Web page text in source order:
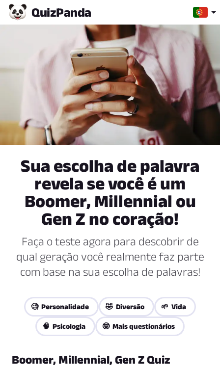
QuizPanda
Sua escolha de palavra
revela se você é um
Boomer, Millennial ou
Gen Z no coração!
Faça o teste agora para descobrir de
qual geração você realmente faz parte
com base na sua escolha de palavras!
🧐 Personalidade 🤣 Diversão 🌱 Vida
🧠 Psicologia 🤓 Mais questionários
Boomer, Millennial, Gen Z Quiz